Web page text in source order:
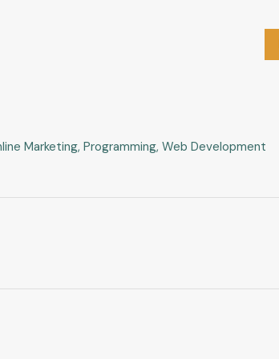
Marketing, Programming, Web Development